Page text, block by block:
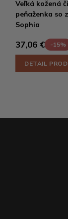
Veľká kožená
peňaženka so
Sophia
37,06 € -15%
DETAIL